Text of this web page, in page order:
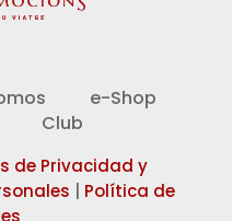
e-Shop
Club
de Privacidad y
Política de